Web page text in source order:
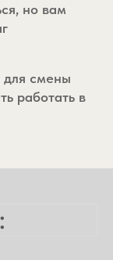
но вам
для смены
работать в